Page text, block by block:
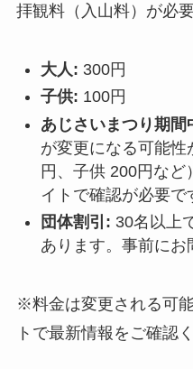
拝観料（入山料）が必要
大人: 300円
子供: 100円
あじさいまつり期間
が変更になる可能
円、子供 200円など
イトで確認が必要で
団体割引: 30名以上
あります。事前にお
※料金は変更される可
トで最新情報をご確認